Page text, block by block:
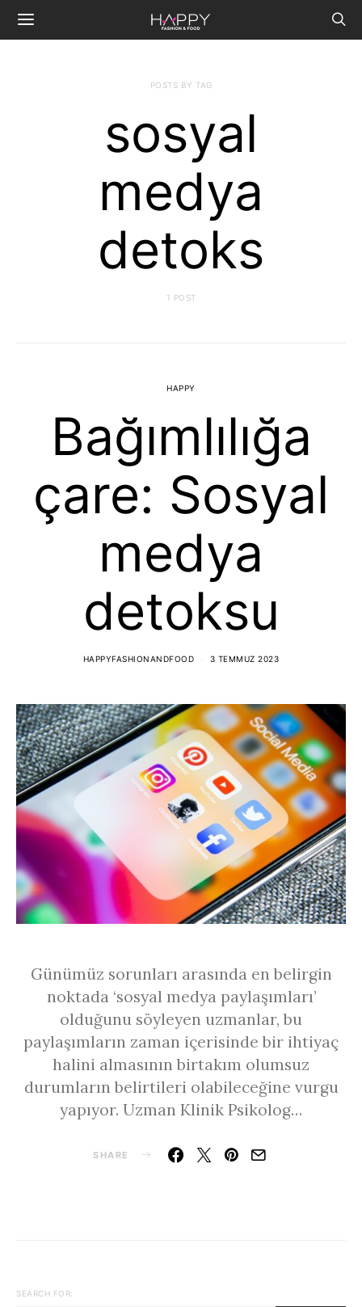
POSTS BY TAG
sosyal
medya
detoks
1 POST
HAPPY
Bağımlılığa
çare: Sosyal
medya
detoksu
HAPPYFASHIONANDFOOD 3 TEMMUZ 2023
Günümüz sorunları arasında en belirgin
noktada ‘sosyal medya paylaşımları’
olduğunu söyleyen uzmanlar, bu
paylaşımların zaman içerisinde bir ihtiyaç
halini almasının birtakım olumsuz
durumların belirtileri olabileceğine vurgu
yapıyor. Uzman Klinik Psikolog…
SHARE
SEARCH FOR: